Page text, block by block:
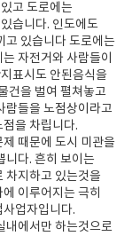
고 도로에는
습니다. 인도에도
고 있습니다 도로에는
자전거와 사람들이
표시도 안된음식을
건을 벌여 펼쳐놓고
람들을 노점상이라고
을 차립니다.
때문에 도시 미관을
니다. 흔히 보이는
차지하고 있는것을
이루어지는 극히
업자입니다.
내에서만 하는것으로